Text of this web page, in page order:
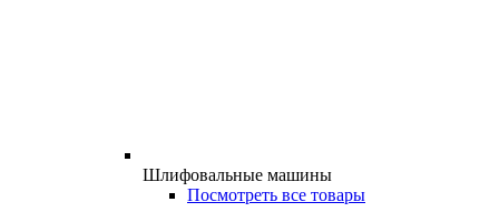
Шлифовальные машины
Посмотреть все товары